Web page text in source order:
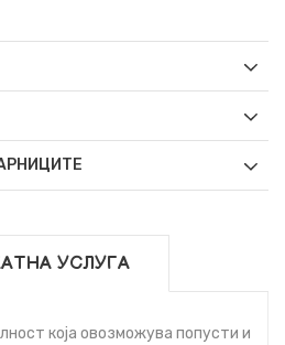
УСЛУГА
која овозможува попусти и